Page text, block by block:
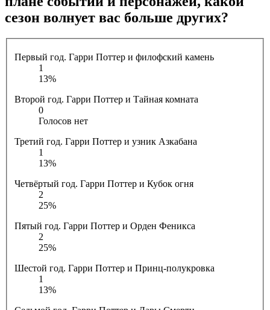
сезон волнует вас больше других?
Первый год. Гарри Поттер и филофский камень
1
13%
Второй год. Гарри Поттер и Тайная комната
0
Голосов нет
Третий год. Гарри Поттер и узник Азкабана
1
13%
Четвёртый год. Гарри Поттер и Кубок огня
2
25%
Пятый год. Гарри Поттер и Орден Феникса
2
25%
Шестой год. Гарри Поттер и Принц-полукровка
1
13%